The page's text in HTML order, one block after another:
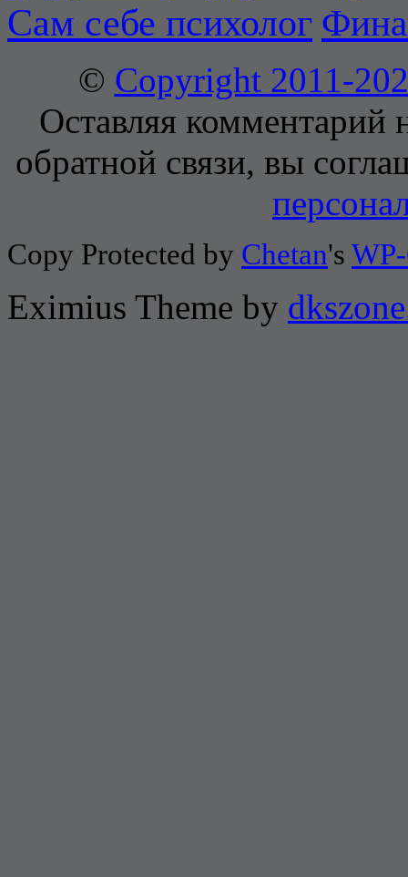
Сам себе психолог
© Copyright 2011-
Оставляя комментарий
обратной связи, вы
Copy Protected by Chetan's
Eximius Theme by